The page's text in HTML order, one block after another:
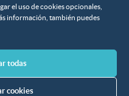
el uso de cookies opcionales,
información, también puedes
todas
cookies